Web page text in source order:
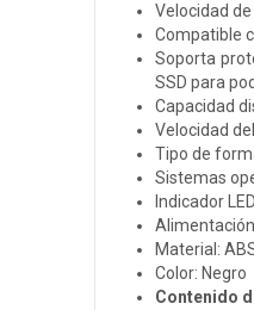
Velocidad
Compatible
Soporta
SSD para
Capacidad
Velocidad
Tipo de
Sistemas
Indicador
Material:
Color: Negro
Contenido